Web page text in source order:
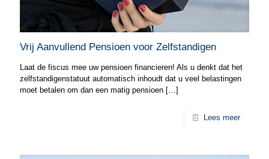
Vrij Aanvullend Pensioen voor Zelfstandigen
Laat de fiscus mee uw pensioen financieren! Als u denkt dat het
zelfstandigenstatuut automatisch inhoudt dat u veel belastingen
moet betalen om dan een matig pensioen […]
Lees meer